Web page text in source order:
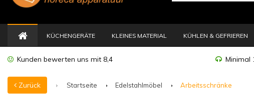
KÜCHENGERÄTE KLEINES MATERIAL KÜHLEN & GEFRIEREN
Kunden bewerten uns mit 8,4 Minimal
Zurück Startseite Edelstahlmöbel Arbeitsschränke